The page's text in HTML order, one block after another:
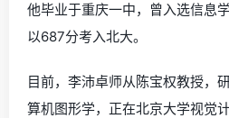
他毕业于重庆一中，曾入选信息
以687分考入北大。
目前，李沛卓师从陈宝权教授，
算机图形学，正在北京大学视觉